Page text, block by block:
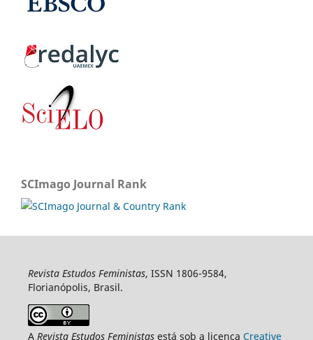
SCImago Journal Rank
Revista Estudos Feministas, ISSN 1806-9584,
Florianópolis, Brasil.
A Revista Estudos Feministasestá sob a licença Creative